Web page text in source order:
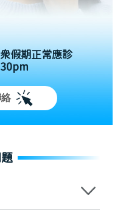
假期正常應診
各分院匯聚來自香港、內地的